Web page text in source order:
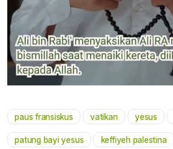
paus fransiskus vatikan yesus
patung bayi yesus keffiyeh palestina